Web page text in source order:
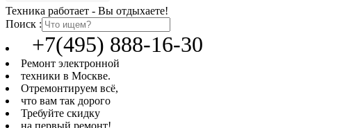
Техника работает - Вы отдыхаете!
Поиск :
+7(495) 888-16-30
Ремонт электронной
техники в Москве.
Отремонтируем всё,
что вам так дорого
Требуйте скидку
на первый ремонт!